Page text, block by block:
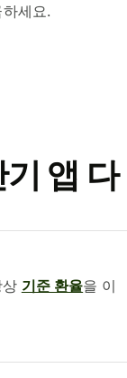
세요.
앱 다
기준 환율을 이